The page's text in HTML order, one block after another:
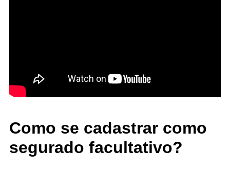
Como se cadastrar como
segurado facultativo?